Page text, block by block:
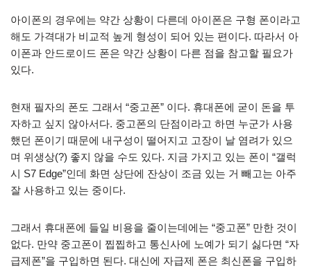
아이폰의 경우에는 약간 상황이 다른데 아이폰은 구형 폰이라고
해도 가격대가 비교적 높게 형성이 되어 있는 편이다. 따라서 아
이폰과 안드로이드 폰은 약간 상황이 다른 점을 참고할 필요가
있다.
현재 필자의 폰도 그래서 “중고폰” 이다. 휴대폰에 굳이 돈을 투
자하고 싶지 않아서다. 중고폰의 단점이라고 하면 누군가 사용
했던 폰이기 때문에 내구성이 떨어지고 고장이 날 염려가 있으
며 위생상(?) 좋지 않을 수도 있다. 지금 가지고 있는 폰이 “갤럭
시 S7 Edge”인데 화면 상단에 잔상이 조금 있는 거 빼고는 아주
잘 사용하고 있는 중이다.
그래서 휴대폰에 들일 비용을 줄이는데에는 “중고폰” 만한 것이
없다. 만약 중고폰이 찝찝하고 통신사에 노예가 되기 싫다면 “자
급제폰”을 구입하면 된다. 대신에 자급제 폰은 최신폰을 구입하